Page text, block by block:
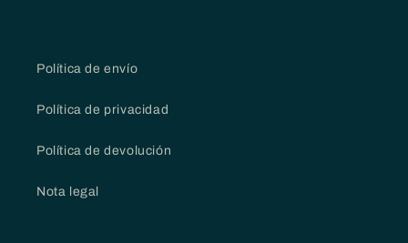
Política de envío
Política de privacidad
Política de devolución
Nota legal